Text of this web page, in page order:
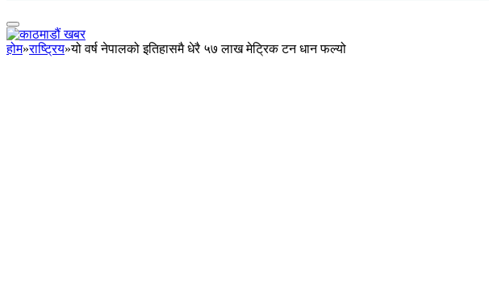
होम»राष्ट्रिय»यो वर्ष नेपालको इतिहासमै धेरै ५७ लाख मेट्रिक टन धान फल्यो